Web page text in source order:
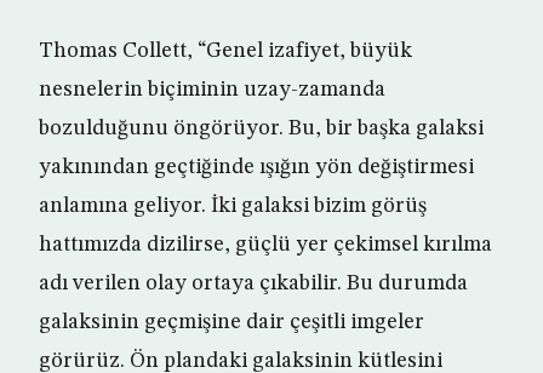
Thomas Collett, “Genel izafiyet, büyük
nesnelerin biçiminin uzay-zamanda
bozulduğunu öngörüyor. Bu, bir başka galaksi
yakınından geçtiğinde ışığın yön değiştirmesi
anlamına geliyor. İki galaksi bizim görüş
hattımızda dizilirse, güçlü yer çekimsel kırılma
adı verilen olay ortaya çıkabilir. Bu durumda
galaksinin geçmişine dair çeşitli imgeler
görürüz. Ön plandaki galaksinin kütlesini